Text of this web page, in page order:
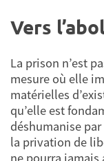
Vers
La prison n’est
mesure où elle
matérielles
qu’elle est
déshumanise
la privation de